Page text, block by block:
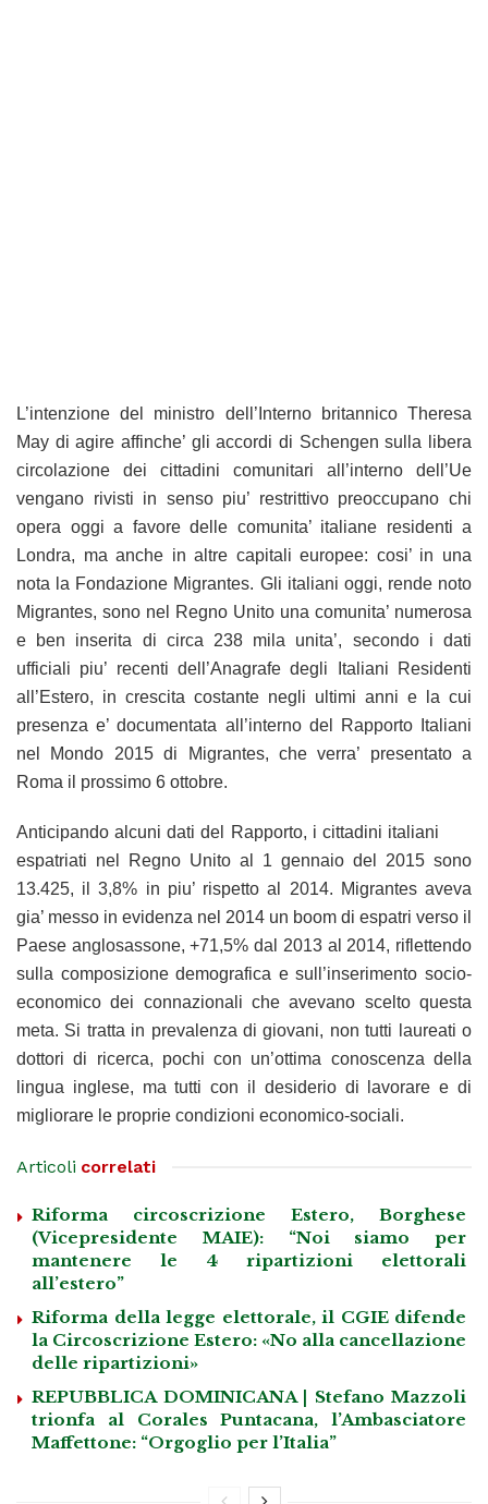
L’intenzione del ministro dell’Interno britannico Theresa
May di agire affinche’ gli accordi di Schengen sulla libera
circolazione dei cittadini comunitari all’interno dell’Ue
vengano rivisti in senso piu’ restrittivo preoccupano chi
opera oggi a favore delle comunita’ italiane residenti a
Londra, ma anche in altre capitali europee: cosi’ in una
nota la Fondazione Migrantes. Gli italiani oggi, rende noto
Migrantes, sono nel Regno Unito una comunita’ numerosa
e ben inserita di circa 238 mila unita’, secondo i dati
ufficiali piu’ recenti dell’Anagrafe degli Italiani Residenti
all’Estero, in crescita costante negli ultimi anni e la cui
presenza e’ documentata all’interno del Rapporto Italiani
nel Mondo 2015 di Migrantes, che verra’ presentato a
Roma il prossimo 6 ottobre.
Anticipando alcuni dati del Rapporto, i cittadini italiani
espatriati nel Regno Unito al 1 gennaio del 2015 sono
13.425, il 3,8% in piu’ rispetto al 2014. Migrantes aveva
gia’ messo in evidenza nel 2014 un boom di espatri verso il
Paese anglosassone, +71,5% dal 2013 al 2014, riflettendo
sulla composizione demografica e sull’inserimento socio-
economico dei connazionali che avevano scelto questa
meta. Si tratta in prevalenza di giovani, non tutti laureati o
dottori di ricerca, pochi con un’ottima conoscenza della
lingua inglese, ma tutti con il desiderio di lavorare e di
migliorare le proprie condizioni economico-sociali.
Articoli correlati
Riforma circoscrizione Estero, Borghese
(Vicepresidente MAIE): “Noi siamo per
mantenere le 4 ripartizioni elettorali
all’estero”
Riforma della legge elettorale, il CGIE difende
la Circoscrizione Estero: «No alla cancellazione
delle ripartizioni»
REPUBBLICA DOMINICANA | Stefano Mazzoli
trionfa al Corales Puntacana, l’Ambasciatore
Maffettone: “Orgoglio per l’Italia”